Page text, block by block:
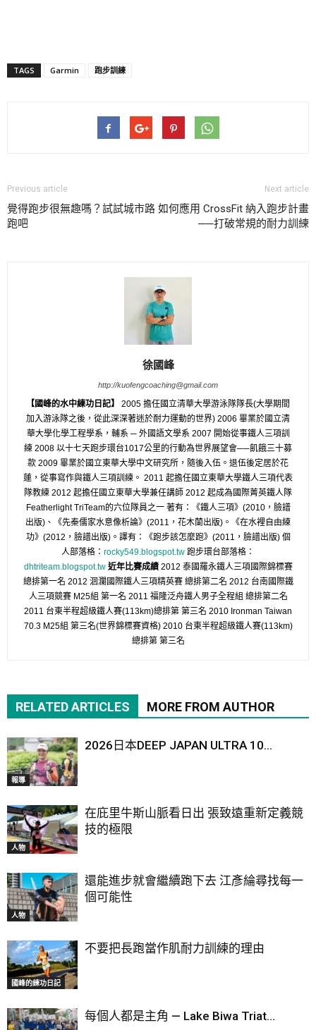
TAGS Garmin 跑步訓練
Previous article
覺得跑步很無趣嗎？試試城市路
跑吧
Next article
如何應用 CrossFit 納入跑步計畫
──打破常規的耐力訓練
徐國峰
http://kuofengcoaching@gmail.com
【國峰的水中練功日記】
2005 擔任國立清華大學游泳隊隊長(大學期間
加入游泳隊之後，從此深深著迷於耐力運動的世界) 2006 畢業於國立清
華大學化學工程學系，輔系 ─ 外國語文學系 2007 開始從事鐵人三項訓
練 2008 以十七天跑步環台1017公里的行動為世界展望會──飢餓三十募
款 2009 畢業於國立東華大學中文研究所，隨後入伍。退伍後定居於花
蓮，從事寫作與鐵人三項訓練。 2011 起擔任國立東華大學鐵人三項代表
隊教練 2012 起擔任國立東華大學兼任講師 2012 起成為國際菁英鐵人隊
Featherlight TriTeam的六位隊員之一 著有：《鐵人三項》(2010，臉譜
出版)、《先秦儒家水意像析論》(2011，花木蘭出版)。《在水裡自由練
功》(2012，臉譜出版)。譯有：《跑步該怎麼跑》(2011，臉譜出版) 個
人部落格： rocky549.blogspot.tw 跑步環台部落格：
dhtriteam.blogspot.tw 近年比賽成績2012 泰國羅永鐵人三項國際錦標賽
總排第一名 2012 洄瀾國際鐵人三項精英賽 總排第二名 2012 台南國際鐵
人三項競賽 M25組 第一名 2011 福隆泛舟鐵人男子全程組 總排第二名
2011 台東半程超級鐵人賽(113km)總排第 第三名 2010 Ironman Taiwan
70.3 M25組 第三名(世界錦標賽資格) 2010 台東半程超級鐵人賽(113km)
總排第 第三名
RELATED ARTICLES MORE FROM AUTHOR
報導
2026日本DEEP JAPAN ULTRA 10...
人物
在庇里牛斯山脈看日出 張致遠重新定義競
技的極限
人物
還能進步就會繼續跑下去 江彥綸尋找每一
個可能性
國峰的練功日記
不要把長跑當作肌耐力訓練的理由
每個人都是主角 — Lake Biwa Triat...